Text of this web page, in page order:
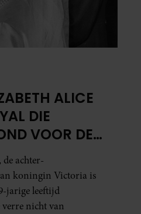
ALICE
DIE
VOOR DE
BABY
achter-
koningin Victoria is
jarige leeftijd
verre nicht van